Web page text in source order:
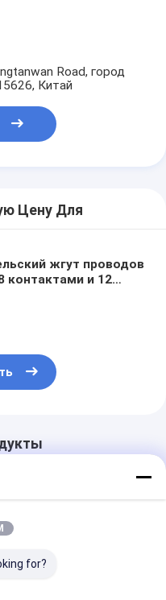
Road, город
Китай
Цену Для
жгут проводов
контактами и 12
for?